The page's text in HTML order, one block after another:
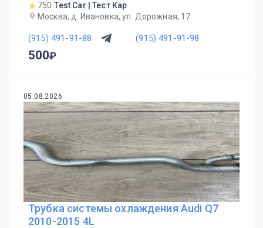
750 Test Car | Тест Кар
Москва, д. Ивановка, ул. Дорожная, 17
(915) 491-91-88 (915) 491-91-98
500
05.08.2026
Трубка системы охлаждения Audi Q7
2010-2015 4L